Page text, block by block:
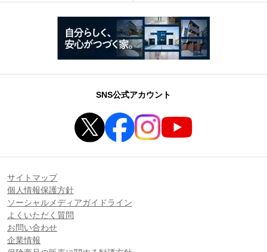
SNS公式アカウント
サイトマップ
個人情報保護方針
ソーシャルメディアガイドライン
よくいただく質問
お問い合わせ
企業情報